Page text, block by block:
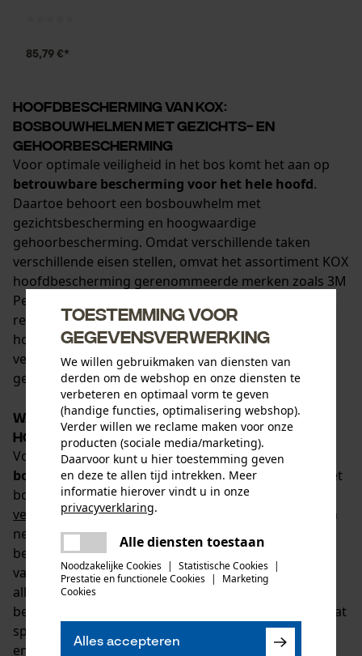
85,79 €*
Hoofdbescherming van KOX:
bosbouwhelmen met gezichts- en
gehoorbescherming
Voor optimale veiligheid in het bos komt het aan op
betrouwbare bescherming voor het hele hoofd.
Daartoe behoort een bosbouwhelm met
gezichtsbescherming en hoogwaardige
gehoorbescherming. Omdat verschillende taken
verschillende eisen stellen, omvat het assortiment KOX
hoofdbescherming gerenommeerde merken zoals 3M
Peltor en Protos, evenals losse onderdelen,
reserveonderdelen en
hoofdbeschermingscombinaties bestaande uit
veiligheidshelm, vizier, veiligheidsbril en
gehoorbescherming.
Wat hoort er bij volledige
hoofdbescherming?
Voor een zo groot mogelijkeveiligheid bij
bosbouwwerkzaamhedenis het belangrijk om in het
bos de juiste kleding te dragen. Slijtvaste
veiligheidskledingis bij het werken met kettingzagen
net zo belangrijk als een solide bosbouwhelm. Deze
beschermt het hoofd tegen vallende takken en zelf
vallen envoorkomt ernstig hoofdletsel. Tot de
allroundbescherming behoort echter ook
betrouwbare gezichts- en gehoorbescherming, omdat
splinters, kleine deeltjes en motorgeluid de gezichts-
en gehoororganen permanent kunnen beschadigen
Toestemming voor
gegevensverwerking
We willen gebruikmaken van diensten van
derden om de webshop en onze diensten te
verbeteren en optimaal vorm te geven
(handige functies, optimalisering webshop).
Verder willen we reclame maken voor onze
producten (sociale media/marketing).
Daarvoor kunt u hier toestemming geven
en deze te allen tijd intrekken. Meer
informatie hierover vindt u in onze
privacyverklaring.
Alle diensten toestaan
Noodzakelijke Cookies | Statistische Cookies |
Prestatie en functionele Cookies |
Marketing
Cookies
Alles accepteren
Er is een fout opgetreden. Gelieve
het opnieuw te proberen.
delen
mail